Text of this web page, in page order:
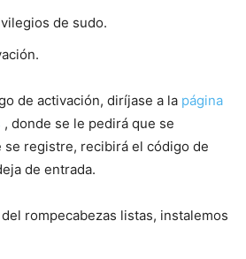
de sudo.
de activación, diríjase a la página
, donde se le pedirá que se
se registre, recibirá el código de
de entrada.
rompecabezas listas, instalemos